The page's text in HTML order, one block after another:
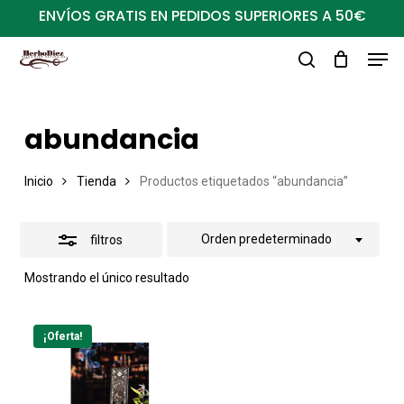
al
contenido
ENVÍOS GRATIS EN PEDIDOS SUPERIORES A 50€
abundancia
Inicio Tienda Productos etiquetados “abundancia”
filtros
Mostrando el único resultado
Orden predeterminado
Close
Filters
¡Oferta!
Close